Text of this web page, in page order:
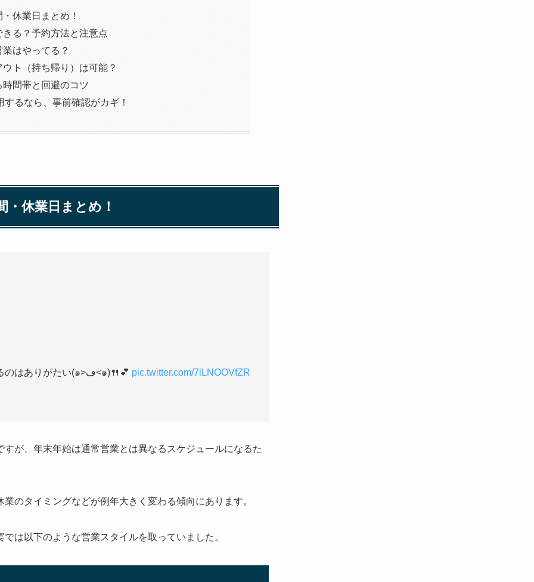
休業日まとめ！
る？予約方法と注意点
はやってる？
ト（持ち帰り）は可能？
間帯と回避のコツ
るなら、事前確認がカギ！
・休業日まとめ！
富山行かなくても美味しい海鮮が食べられるのはありがたい(๑>ڡ<๑)🍴💕 pic.twitter.com/7lLNOOVfZR
が、年末年始は通常営業とは異なるスケジュールになるた
のタイミングなどが例年大きく変わる傾向にあります。
は以下のような営業スタイルを取っていました。